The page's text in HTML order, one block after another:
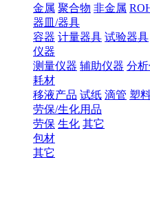
金属 聚合物 非金属
器皿/器具
容器 计量器具 试验器具
仪器
测量仪器 辅助仪器 分
耗材
移液产品 试纸 滴管 塑
劳保/生化用品
劳保 生化 其它
包材
其它